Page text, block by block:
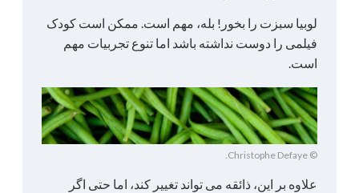
لوبیا سبزت را بخور! بله، مهم است. ممکن است کودک
فیلمی را دوست نداشته باشد اما تنوع تجربیات مهم
است.
© Christophe Defaye.
علاوه بر این، ذائقه می تواند تغییر کند، اما حتی اگر